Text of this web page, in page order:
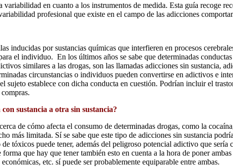
en cuanto a los instrumentos de medida. Esta guía recoge
profesional que existe en el campo de las adicciones
inducidas por sustancias químicas que interfieren en procesos
el individuo. En los últimos años se sabe que determinadas
similares a las drogas, son las llamadas adicciones sin sustancia,
circunstancias o individuos pueden convertirse en adictivos e
sujeto establece con dicha conducta en cuestión. Podrían incluir el
sustancia a otra sin sustancia?
de cómo afecta el consumo de determinadas drogas, como la
más limitada. Sí se sabe que este tipo de adicciones sin sustancia
tóxicos puede tener, además del peligroso potencial adictivo que
que hay que tener también esto en cuenta a la hora de poner
etc. sí puede ser probablemente equiparable entre ambas.